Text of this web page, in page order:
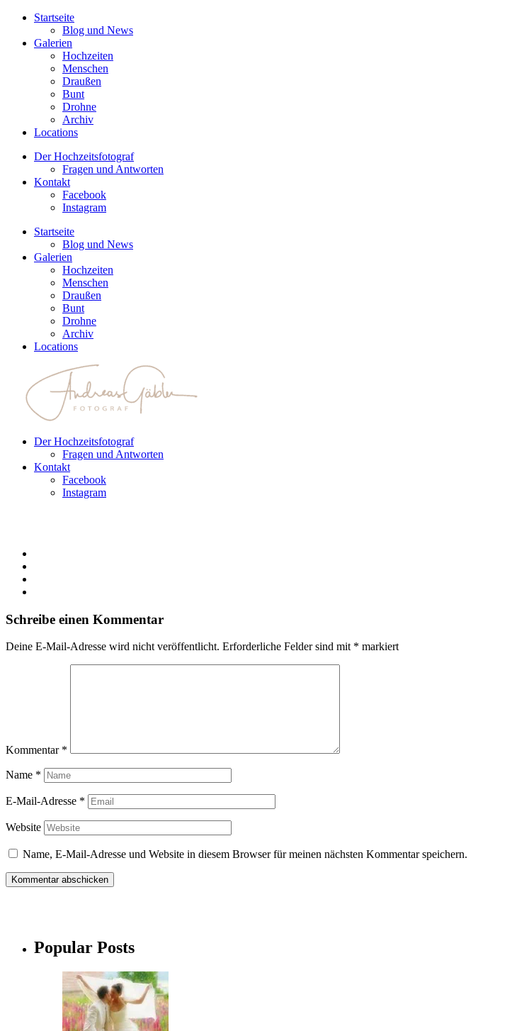
Startseite
Blog und News
Galerien
Hochzeiten
Menschen
Draußen
Bunt
Drohne
Archiv
Locations
Der Hochzeitsfotograf
Fragen und Antworten
Kontakt
Facebook
Instagram
Startseite
Blog und News
Galerien
Hochzeiten
Menschen
Draußen
Bunt
Drohne
Archiv
Locations
Der Hochzeitsfotograf
Fragen und Antworten
Kontakt
Facebook
Instagram
Schreibe einen Kommentar
Deine E-Mail-Adresse wird nicht veröffentlicht. Erforderliche Felder sind mit * markiert
Kommentar *
Name *
E-Mail-Adresse *
Website
Name, E-Mail-Adresse und Website in diesem Browser für meinen nächsten Kommentar speichern.
Popular Posts